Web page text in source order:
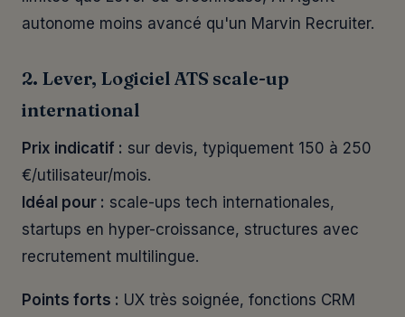
autonome moins avancé qu'un Marvin Recruiter.
2. Lever, Logiciel ATS scale-up
international
Prix indicatif : sur devis, typiquement 150 à 250
€/utilisateur/mois.
Idéal pour : scale-ups tech internationales,
startups en hyper-croissance, structures avec
recrutement multilingue.
Points forts : UX très soignée, fonctions CRM